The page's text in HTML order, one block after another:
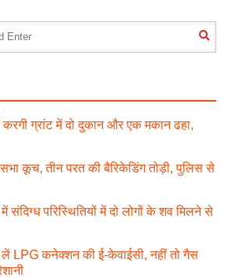
ग्रांट में दो दुकान और एक मकान ढहा,
कूच, तीन परत की बैरिकेडिंग तोड़ी, पुलिस से
संदिग्ध परिस्थितियों में दो लोगों के शव मिलने से
LPG कनेक्शन की ई-केवाईसी, नहीं तो गैस